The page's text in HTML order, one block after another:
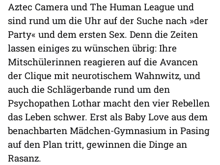
Aztec Camera und The Human League und
sind rund um die Uhr auf der Suche nach »der
Party« und dem ersten Sex. Denn die Zeiten
lassen einiges zu wünschen übrig: Ihre
Mitschülerinnen reagieren auf die Avancen
der Clique mit neurotischem Wahnwitz, und
auch die Schlägerbande rund um den
Psychopathen Lothar macht den vier Rebellen
das Leben schwer. Erst als Baby Love aus dem
benachbarten Mädchen-Gymnasium in Pasing
auf den Plan tritt, gewinnen die Dinge an
Rasanz.